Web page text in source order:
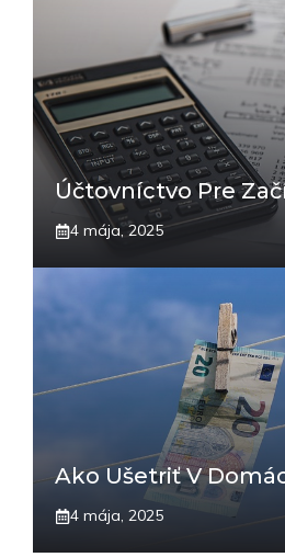
Účtovníctvo Pre
4 mája, 2025
Ako Ušetriť V
4 mája, 2025